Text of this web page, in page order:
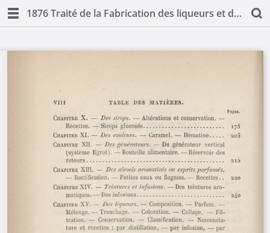
1876 Traité de la Fabrication des liqueurs et de la distillation des alcools